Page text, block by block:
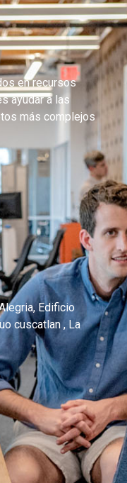
en recursos
ayudar a las
más complejos
Edificio
cuscatlan , La